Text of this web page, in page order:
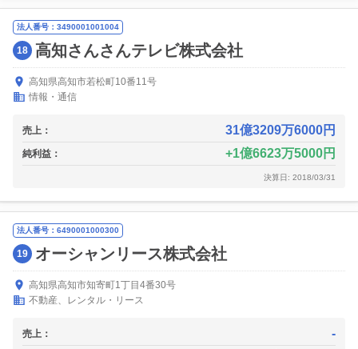
法人番号：3490001001004
18 高知さんさんテレビ株式会社
高知県高知市若松町10番11号
情報・通信
売上： 31億3209万6000円
純利益： 1億6623万5000円
決算日: 2018/03/31
法人番号：6490001000300
19 オーシャンリース株式会社
高知県高知市知寄町1丁目4番30号
不動産、レンタル・リース
売上： -